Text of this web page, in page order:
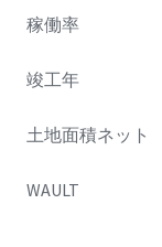
稼働率
竣工年
土地面積ネット
WAULT